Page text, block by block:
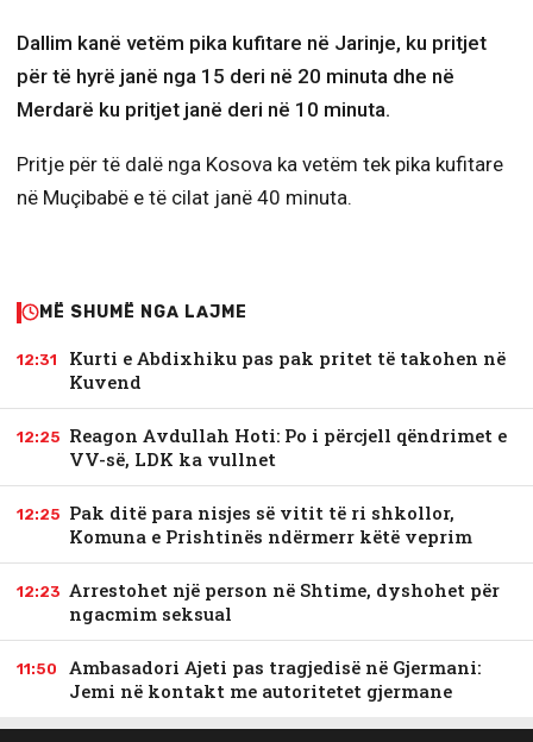
Dallim kanë vetëm pika kufitare në Jarinje, ku pritjet
për të hyrë janë nga 15 deri në 20 minuta dhe në
Merdarë ku pritjet janë deri në 10 minuta.
Pritje për të dalë nga Kosova ka vetëm tek pika kufitare
në Muçibabë e të cilat janë 40 minuta.
MË SHUMË NGA LAJME
12:31
Kurti e Abdixhiku pas pak pritet të takohen në
Kuvend
12:25 Reagon Avdullah Hoti: Po i përcjell qëndrimet e
VV-së, LDK ka vullnet
12:25 Pak ditë para nisjes së vitit të ri shkollor,
Komuna e Prishtinës ndërmerr këtë veprim
12:23 Arrestohet një person në Shtime, dyshohet për
ngacmim seksual
11:50
Ambasadori Ajeti pas tragjedisë në Gjermani:
Jemi në kontakt me autoritetet gjermane